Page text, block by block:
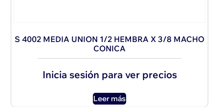
S 4002 MEDIA UNION 1/2 HEMBRA X 3/8 MACHO
CONICA
Inicia sesión para ver precios
Leer más